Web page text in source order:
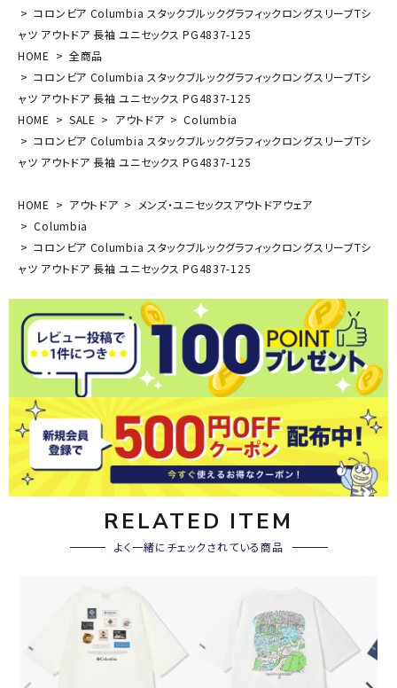
コロンビア Columbia スタックブルックグラフィックロングスリーブTシ
ャツ アウトドア 長袖 ユニセックス PG4837-125
HOME
全商品
コロンビア Columbia スタックブルックグラフィックロングスリーブTシ
ャツ アウトドア 長袖 ユニセックス PG4837-125
HOME
SALE アウトドア
Columbia
コロンビア Columbia スタックブルックグラフィックロングスリーブTシ
ャツ アウトドア 長袖 ユニセックス PG4837-125
HOME アウトドア
メンズ・ユニセックスアウトドアウェア
Columbia
コロンビア Columbia スタックブルックグラフィックロングスリーブTシ
ャツ アウトドア 長袖 ユニセックス PG4837-125
RELATED ITEM
よく一緒にチェックされている商品